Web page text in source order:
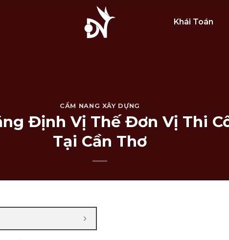
Khái Toán
CẨM NANG XÂY DỰNG
Định Vị Thế Đơn Vị Thi
Tại Cần Thơ